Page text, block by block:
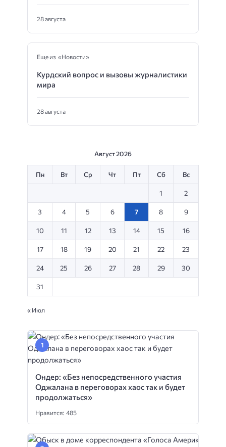
28 августа
Еще из «Новости»
Курдский вопрос и вызовы журналистики
мира
28 августа
Август 2026
Пн Вт Ср Чт Пт Сб Вс
1 2
3 4 5 6 7 8 9
10 11 12 13 14 15 16
17 18 19 20 21 22 23
24 25 26 27 28 29 30
31
« Июл
Ондер: «Без непосредственного участия
Оджалана в переговорах хаос так и будет
продолжаться»
Нравится: 485